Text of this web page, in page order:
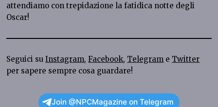
attendiamo con trepidazione la fatidica notte degli
Oscar!
Seguici suInstagram,Facebook, Telegram e Twitter
per sapere sempre cosa guardare!
Join @NPCMagazine on Telegram